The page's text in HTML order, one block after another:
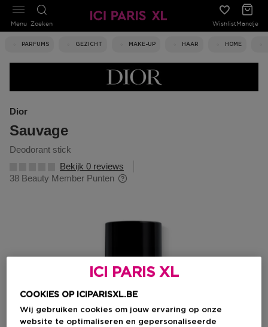
Zoeken WishlistMandje
PARFUMS GEZICHT MAKE-UP HAAR HOME
Menu
Dior
Sauvage
deodorant stick
Bekijk 0 reviews
38 Beauty Member Punten
ICI PARIS XL
COOKIES OP ICIPARISXL.BE
Wij gebruiken cookies om jouw ervaring op onze
website te optimaliseren en gepersonaliseerde